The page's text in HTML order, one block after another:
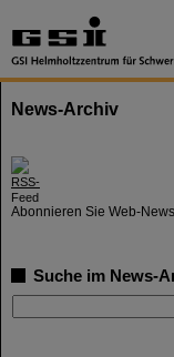
News-Archiv
Abonnieren Sie Web-
Suche im News-